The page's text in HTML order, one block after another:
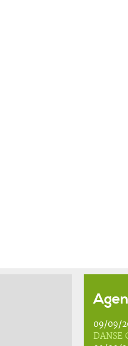
09/09/
DANSE